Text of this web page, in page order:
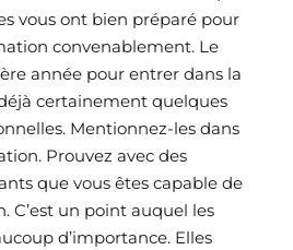
vous ont bien préparé pour
convenablement. Le
année pour entrer dans la
certainement quelques
Mentionnez-les dans
Prouvez avec des
que vous êtes capable de
C’est un point auquel les
d’importance. Elles